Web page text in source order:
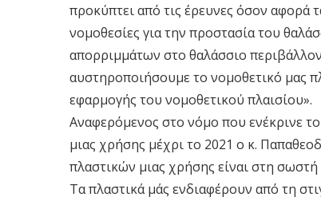
προκύπτει από τις έρευνες όσον αφορά
νομοθεσίες για την προστασία του
απορριμμάτων στο θαλάσσιο
αυστηροποιήσουμε το νομοθετικό μας
εφαρμογής του νομοθετικού πλαισίου».
Αναφερόμενος στο νόμο που ενέκρινε
μιας χρήσης μέχρι το 2021 ο κ.
πλαστικών μιας χρήσης είναι στη
Τα πλαστικά μάς ενδιαφέρουν από τη